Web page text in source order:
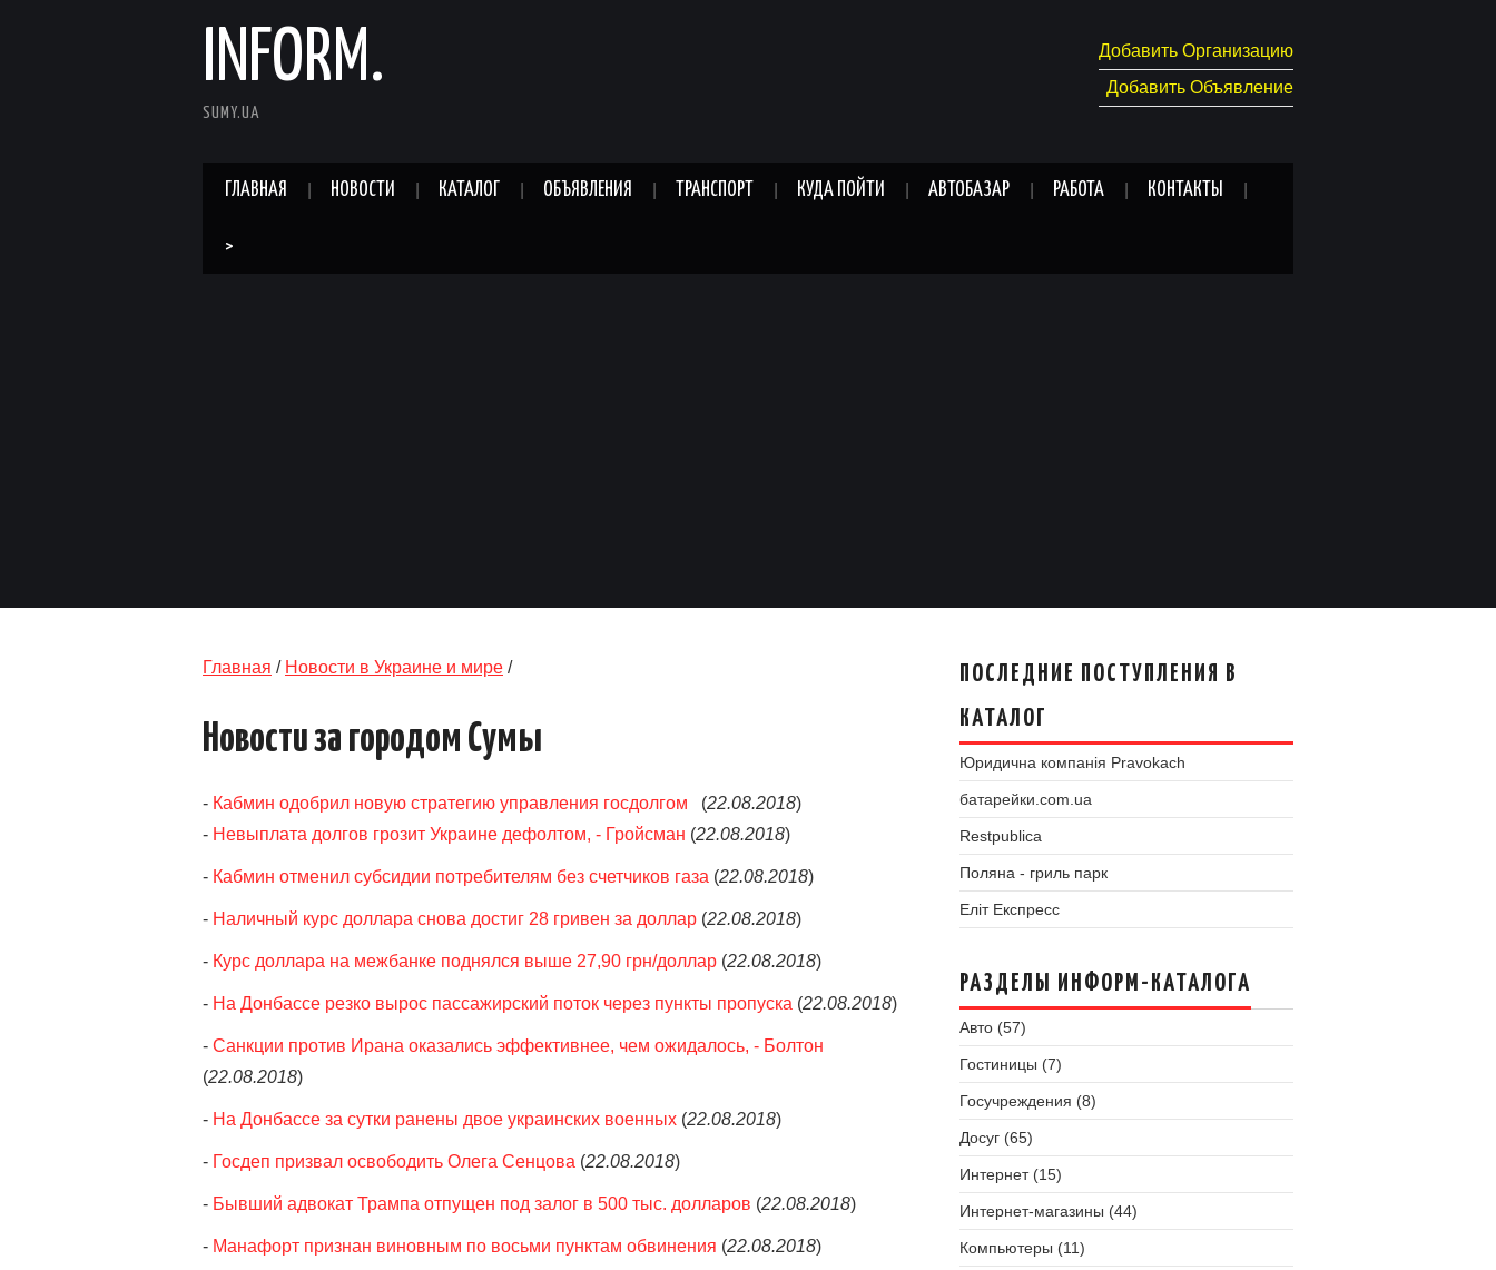
INFORM.
SUMY.UA
Добавить Организацию
Добавить Объявление
ГЛАВНАЯ НОВОСТИ КАТАЛОГ ОБЪЯВЛЕНИЯ ТРАНСПОРТ КУДА ПОЙТИ АВТОБАЗАР РАБОТА КОНТАКТЫ
>
Главная / Новости в Украине и мире /
Новости за городом Сумы
- Кабмин одобрил новую стратегию управления госдолгом (22.08.2018)
- Невыплата долгов грозит Украине дефолтом, - Гройсман (22.08.2018)
- Кабмин отменил субсидии потребителям без счетчиков газа (22.08.2018)
- Наличный курс доллара снова достиг 28 гривен за доллар (22.08.2018)
- Курс доллара на межбанке поднялся выше 27,90 грн/доллар (22.08.2018)
- На Донбассе резко вырос пассажирский поток через пункты пропуска (22.08.2018)
- Санкции против Ирана оказались эффективнее, чем ожидалось, - Болтон
(22.08.2018)
- На Донбассе за сутки ранены двое украинских военных (22.08.2018)
- Госдеп призвал освободить Олега Сенцова (22.08.2018)
- Бывший адвокат Трампа отпущен под залог в 500 тыс. долларов (22.08.2018)
- Манафорт признан виновным по восьми пунктам обвинения (22.08.2018)
ПОСЛЕДНИЕ ПОСТУПЛЕНИЯ В
КАТАЛОГ
Юридична компанія Pravokach
батарейки.com.ua
Restpublica
Поляна - гриль парк
Еліт Експресс
РАЗДЕЛЫ ИНФОРМ-КАТАЛОГА
Авто (57)
Гостиницы (7)
Госучреждения (8)
Досуг (65)
Интернет (15)
Интернет-магазины (44)
Компьютеры (11)